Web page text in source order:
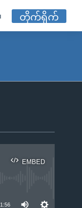
တိုက်ရိုက်
EMBED
1:56